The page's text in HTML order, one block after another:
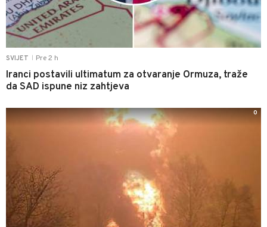
SVIJET Pre 2 h
Iranci postavili ultimatum za otvaranje Ormuza, traže
da SAD ispune niz zahtjeva
0